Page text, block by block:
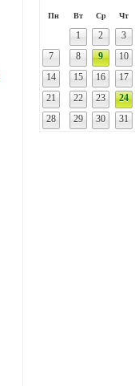
Пн Вт Ср Чт
1 2 3
7
8 9 10
14
15 16 17
21
22 23 24
28
29 30 31